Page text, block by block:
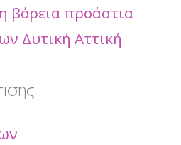
βόρεια προάστια
Δυτική Αττική